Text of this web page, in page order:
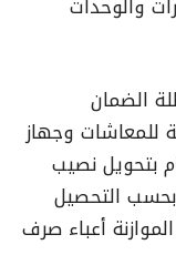
الضمان
للمعاشات وجهاز
بتحويل نصيب
التحصيل
أعباء صرف